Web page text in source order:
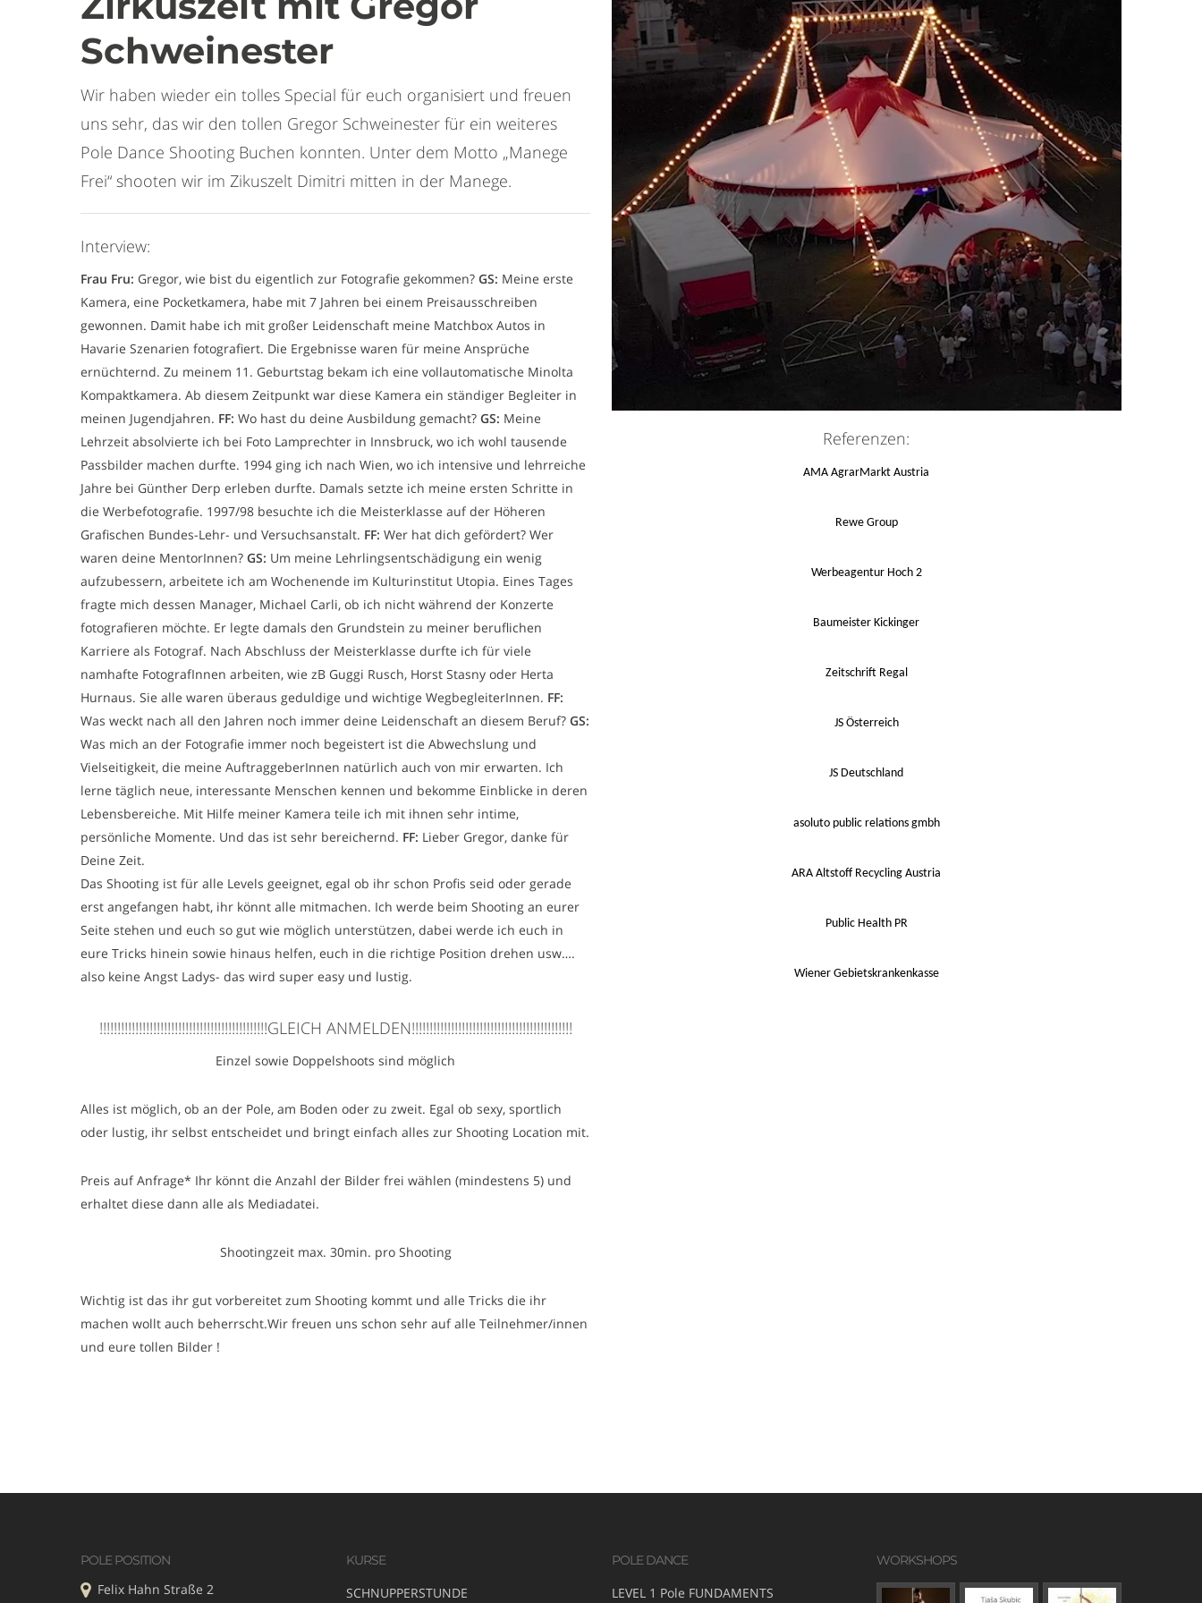
Schweinester
Wir haben wieder ein tolles Special für euch organisiert und freuen
uns sehr, das wir den tollen Gregor Schweinester für ein weiteres
Pole Dance Shooting Buchen konnten. Unter dem Motto „Manege
Frei“ shooten wir im Zikuszelt Dimitri mitten in der Manege.
Interview:
Frau Fru: Gregor, wie bist du eigentlich zur Fotografie gekommen?GS: Meine erste
Kamera, eine Pocketkamera, habe mit 7 Jahren bei einem Preisausschreiben
gewonnen. Damit habe ich mit großer Leidenschaft meine Matchbox Autos in
Havarie Szenarien fotografiert. Die Ergebnisse waren für meine Ansprüche
ernüchternd. Zu meinem 11. Geburtstag bekam ich eine vollautomatische Minolta
Kompaktkamera. Ab diesem Zeitpunkt war diese Kamera ein ständiger Begleiter in
meinen Jugendjahren. FF: Wo hast du deine Ausbildung gemacht?GS: Meine
Lehrzeit absolvierte ich bei Foto Lamprechter in Innsbruck, wo ich wohl tausende
Passbilder machen durfte. 1994 ging ich nach Wien, wo ich intensive und lehrreiche
Jahre bei Günther Derp erleben durfte. Damals setzte ich meine ersten Schritte in
die Werbefotografie. 1997/98 besuchte ich die Meisterklasse auf der Höheren
Grafischen Bundes-Lehr- und Versuchsanstalt. FF: Wer hat dich gefördert? Wer
waren deine MentorInnen?GS: Um meine Lehrlingsentschädigung ein wenig
aufzubessern, arbeitete ich am Wochenende im Kulturinstitut Utopia. Eines Tages
fragte mich dessen Manager, Michael Carli, ob ich nicht während der Konzerte
fotografieren möchte. Er legte damals den Grundstein zu meiner beruflichen
Karriere als Fotograf. Nach Abschluss der Meisterklasse durfte ich für viele
namhafte FotografInnen arbeiten, wie zB Guggi Rusch, Horst Stasny oder Herta
Hurnaus. Sie alle waren überaus geduldige und wichtige WegbegleiterInnen. FF:
Was weckt nach all den Jahren noch immer deine Leidenschaft an diesem Beruf?GS:
Was mich an der Fotografie immer noch begeistert ist die Abwechslung und
Vielseitigkeit, die meine AuftraggeberInnen natürlich auch von mir erwarten. Ich
lerne täglich neue, interessante Menschen kennen und bekomme Einblicke in deren
Lebensbereiche. Mit Hilfe meiner Kamera teile ich mit ihnen sehr intime,
persönliche Momente. Und das ist sehr bereichernd. FF: Lieber Gregor, danke für
Deine Zeit.
Das Shooting ist für alle Levels geeignet, egal ob ihr schon Profis seid oder gerade
erst angefangen habt, ihr könnt alle mitmachen. Ich werde beim Shooting an eurer
Seite stehen und euch so gut wie möglich unterstützen, dabei werde ich euch in
eure Tricks hinein sowie hinaus helfen, euch in die richtige Position drehen usw….
also keine Angst Ladys- das wird super easy und lustig.
!!!!!!!!!!!!!!!!!!!!!!!!!!!!!!!!!!!!!!!!!!!!!!!GLEICH ANMELDEN!!!!!!!!!!!!!!!!!!!!!!!!!!!!!!!!!!!!!!!!!!!!!
Einzel sowie Doppelshoots sind möglich
Alles ist möglich, ob an der Pole, am Boden oder zu zweit. Egal ob sexy, sportlich
oder lustig, ihr selbst entscheidet und bringt einfach alles zur Shooting Location mit.
Preis auf Anfrage* Ihr könnt die Anzahl der Bilder frei wählen (mindestens 5) und
erhaltet diese dann alle als Mediadatei.
Shootingzeit max. 30min. pro Shooting
Wichtig ist das ihr gut vorbereitet zum Shooting kommt und alle Tricks die ihr
machen wollt auch beherrscht.Wir freuen uns schon sehr auf alle Teilnehmer/innen
und eure tollen Bilder !
Referenzen:
AMA AgrarMarkt Austria
Rewe Group
Werbeagentur Hoch 2
Baumeister Kickinger
Zeitschrift Regal
JS Österreich
JS Deutschland
asoluto public relations gmbh
ARA Altstoff Recycling Austria
Public Health PR
Wiener Gebietskrankenkasse
POLE POSITION
Felix Hahn Straße 2
KURSE
SCHNUPPERSTUNDE
POLE DANCE
LEVEL 1 Pole FUNDAMENTS
WORKSHOPS